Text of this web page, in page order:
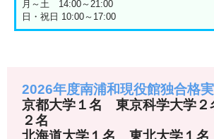
月～土 14:00～21:00
日・祝日 10:00～17:00
2026年度南浦和現役館独合格
京都大学１名 東京科学大学
２名
北海道大学１名 東北大学１名